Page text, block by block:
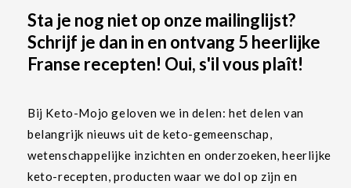
Sta je nog niet op onze mailinglijst?
Schrijf je dan in en ontvang 5 heerlijke
Franse recepten! Oui, s'il vous plaît!
Bij Keto-Mojo geloven we in delen: het delen van
belangrijk nieuws uit de keto-gemeenschap,
wetenschappelijke inzichten en onderzoeken, heerlijke
keto-recepten, producten waar we dol op zijn en